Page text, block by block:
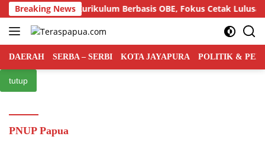
Langsung
ke
konten
Breaking News
Semiloka Kurikulum Berbasis OBE, Fokus Cetak Lulusan
DAERAH SERBA – SERBI KOTA JAYAPURA POLITIK &
tutup
PNUP Papua